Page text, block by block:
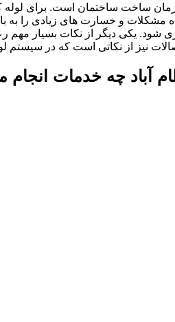
ساخت ساختمان است. برای
مشکلات و خسارت های زیادی را به
شود. یکی دیگر از نکات بسیار
نیز از نکاتی است که در
آباد چه خدمات انجام